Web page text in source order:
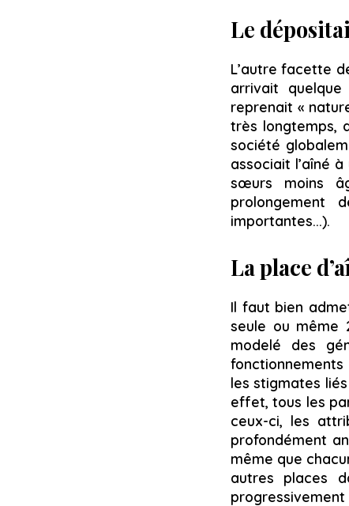
Le
L’autre facette
arrivait
reprenait «
très longtemps,
société
associait l’aîné
sœurs moins
prolongement
importantes...).
La place
Il faut bien
seule ou même
modelé des
fonctionnements
les stigmates
effet, tous les
ceux-ci, les
profondément
même que
autres places